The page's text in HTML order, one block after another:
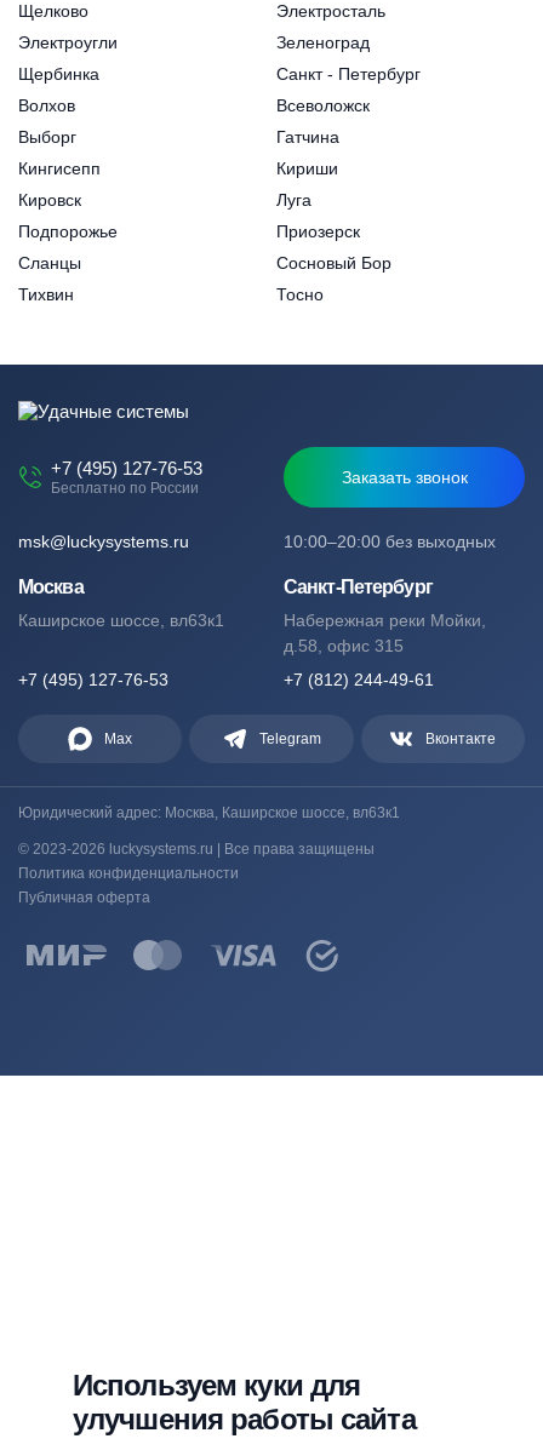
Щелково
Электросталь
Электроугли
Зеленоград
Щербинка
Санкт - Петербург
Волхов
Всеволожск
Выборг
Гатчина
Кингисепп
Кириши
Кировск
Луга
Подпорожье
Приозерск
Сланцы
Сосновый Бор
Тихвин
Тосно
+7 (495) 127-76-53
Бесплатно по России
Заказать звонок
10:00–20:00 без выходных
msk@luckysystems.ru
Москва
Каширское шоссе, вл63к1
+7 (495) 127-76-53
Санкт-Петербург
Набережная реки Мойки,
д.58, офис 315
+7 (812) 244-49-61
Max Telegram Вконтакте
Юридический адрес: Москва, Каширское шоссе, вл63к1
© 2023-2026 luckysystems.ru | Все права защищены
Политика конфиденциальности
Публичная оферта
Используем куки для
улучшения работы сайта